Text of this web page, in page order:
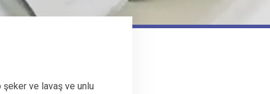
şeker ve lavaş ve unlu